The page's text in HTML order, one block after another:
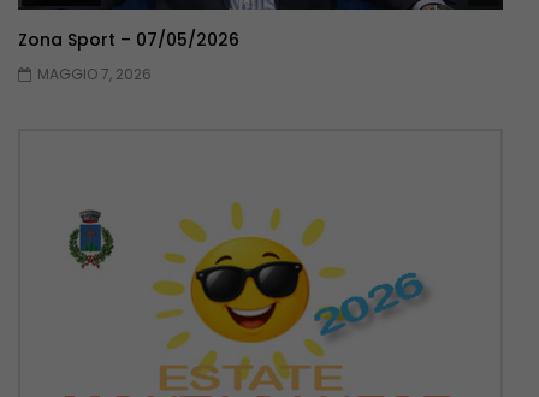
Zona Sport – 07/05/2026
MAGGIO 7, 2026